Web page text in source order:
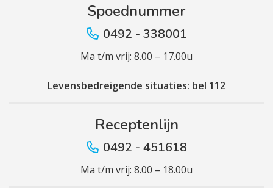
Spoednummer
0492 - 338001
Ma t/m vrij: 8.00 – 17.00u
Levensbedreigende situaties: bel 112
Receptenlijn
0492 - 451618
Ma t/m vrij: 8.00 – 18.00u